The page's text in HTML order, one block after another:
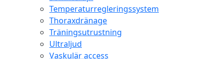
Temperaturregleringssystem
Thoraxdränage
Träningsutrustning
Ultraljud
Vaskulär access